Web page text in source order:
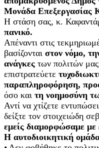
Μονάδα Επεξεργασίας
Η στάση σας, κ.
πανικό.
Απέναντι στις
βασίζονται στον νόμο,
ανάγκες των πολιτών
επιστρατεύετε
παραπληροφόρηση,
όσο και τη νοημοσύνη
Αντί να χτίζετε
δείξτε τον στοιχειώδη
εμείς διαμορφώσαμε με
Η αυτοδιοικητική